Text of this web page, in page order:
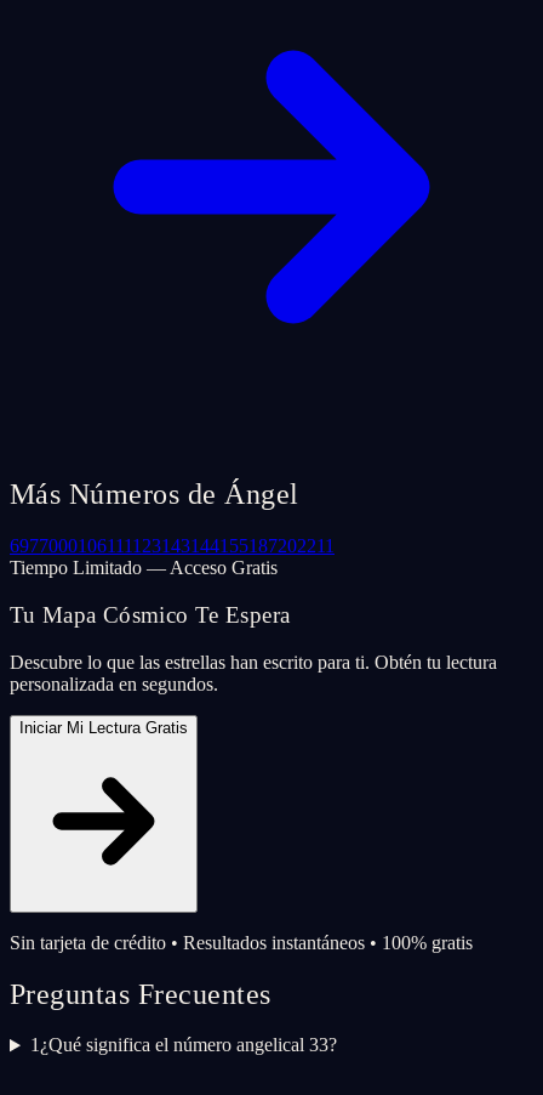
Más Números de Ángel
6977000106111123143144155187202211
Tiempo Limitado — Acceso Gratis
Tu Mapa Cósmico Te Espera
Descubre lo que las estrellas han escrito para ti. Obtén tu lectura
personalizada en segundos.
Iniciar Mi Lectura Gratis
Sin tarjeta de crédito • Resultados instantáneos • 100% gratis
Preguntas Frecuentes
1¿Qué significa el número angelical 33?